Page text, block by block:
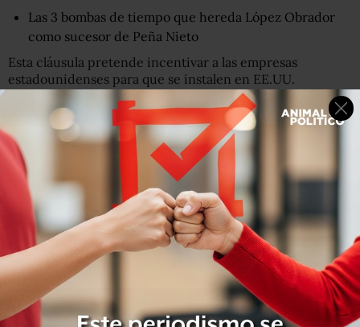
Las 3 bombas de tiempo que hereda López Obrador
como sucesor de Peña Nieto
Esta cláusula pretende incentivar a las empresas
estadounidenses para que se instalen en EE.UU.
Si eso ocurre, podría afectar a la creación de empleo en
México en este sector. Sin embargo, es un factor aún
incierto.
2. Farmacéuticas
En el sector farmacéutico se aumentaron las barreras de
acceso a los medicamentos genéricos y biocomparables.
En la práctica, las farmacéuticas mexicanas quedan más
protegidas en relación a la competencia que supone el
ingreso de medicamentos genéricos.